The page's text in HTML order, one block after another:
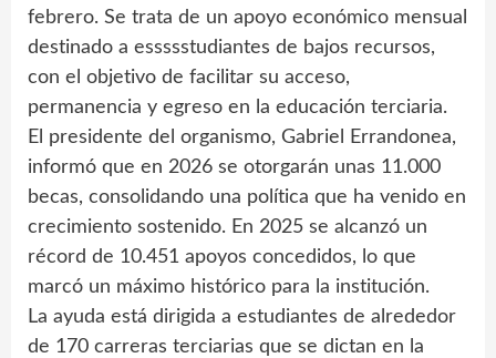
febrero. Se trata de un apoyo económico mensual
destinado a essssstudiantes de bajos recursos,
con el objetivo de facilitar su acceso,
permanencia y egreso en la educación terciaria.
El presidente del organismo, Gabriel Errandonea,
informó que en 2026 se otorgarán unas 11.000
becas, consolidando una política que ha venido en
crecimiento sostenido. En 2025 se alcanzó un
récord de 10.451 apoyos concedidos, lo que
marcó un máximo histórico para la institución.
La ayuda está dirigida a estudiantes de alrededor
de 170 carreras terciarias que se dictan en la